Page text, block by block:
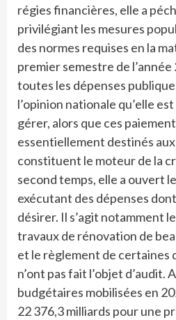
régies financières, elle a
privilégiant les mesures
des normes requises en la
premier semestre de l’année
toutes les dépenses
l’opinion nationale qu’elle
gérer, alors que ces
essentiellement destinés
constituent le moteur de la
second temps, elle a ouvert
exécutant des dépenses
désirer. Il s’agit notamment
travaux de rénovation de
et le règlement de certaines
n’ont pas fait l’objet d’audit.
budgétaires mobilisées en
22 376,3 milliards pour une